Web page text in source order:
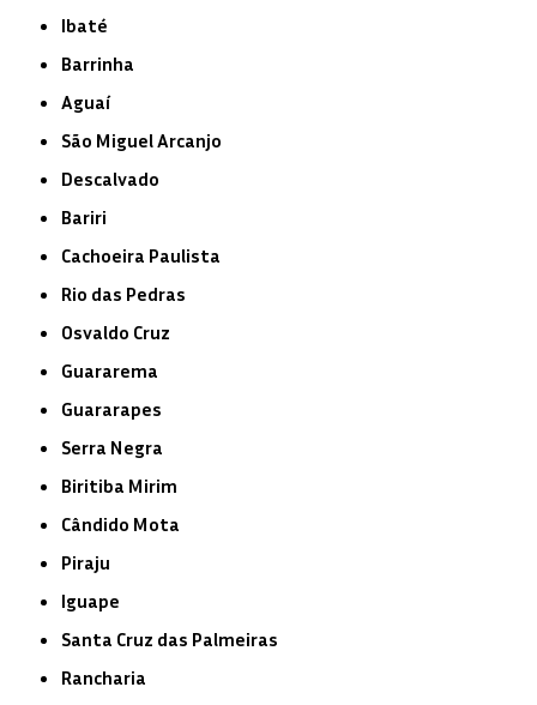
Ibaté
Barrinha
Aguaí
São Miguel Arcanjo
Descalvado
Bariri
Cachoeira Paulista
Rio das Pedras
Osvaldo Cruz
Guararema
Guararapes
Serra Negra
Biritiba Mirim
Cândido Mota
Piraju
Iguape
Santa Cruz das Palmeiras
Rancharia